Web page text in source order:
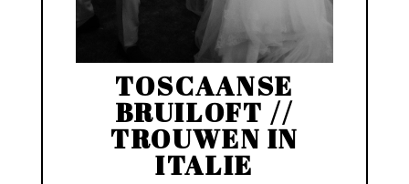
TOSCAANSE
BRUILOFT //
TROUWEN IN
ITALIE